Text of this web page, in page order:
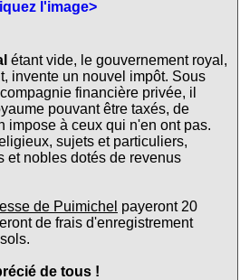
l'image>
étant vide, le gouvernement royal,
invente un nouvel impôt. Sous
financière privée, il
pouvant être taxés, de
impose à ceux qui n'en ont pas.
sujets et particuliers,
et nobles dotés de revenus
de Puimichel payeront 20
de frais d'enregistrement
de tous !